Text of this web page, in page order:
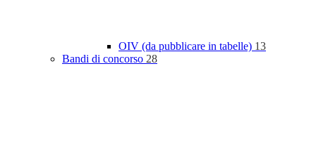
OIV (da pubblicare in tabelle) 13
Bandi di concorso 28